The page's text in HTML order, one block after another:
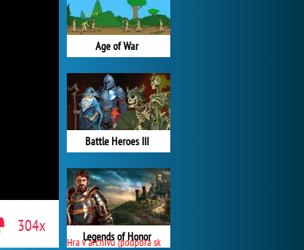
Age of War
Battle Heroes III
Legends of Honor
Hra v archivu (podpora skončila)
304x